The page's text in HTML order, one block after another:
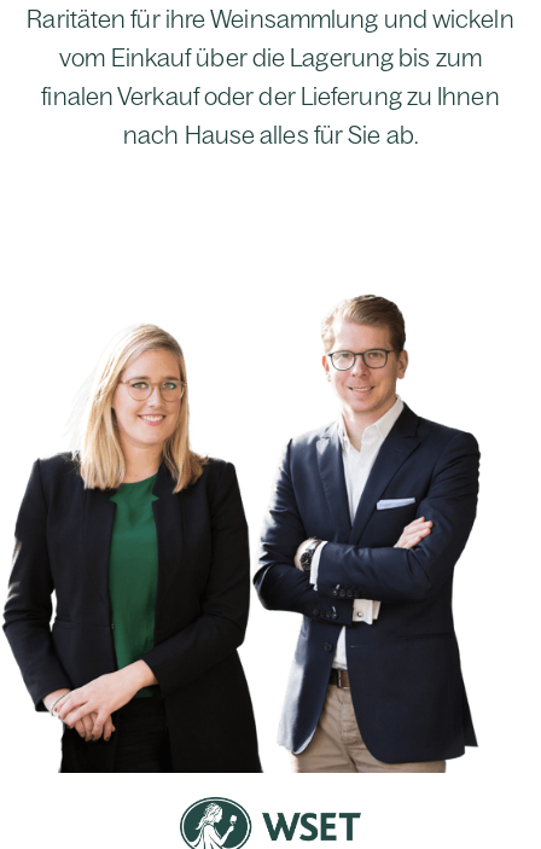
Raritäten für ihre Weinsammlung und wickeln
vom Einkauf über die Lagerung bis zum
finalen Verkauf oder der Lieferung zu Ihnen
nach Hause alles für Sie ab.